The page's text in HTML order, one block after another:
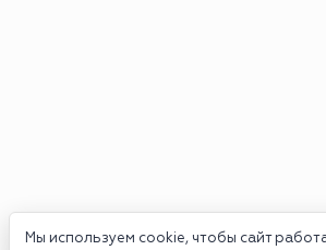
Мы используем cookie, чтобы сайт